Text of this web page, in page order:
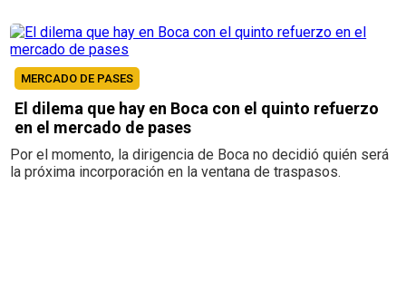
MERCADO DE PASES
El dilema que hay en Boca con el quinto refuerzo
en el mercado de pases
Por el momento, la dirigencia de Boca no decidió quién será
la próxima incorporación en la ventana de traspasos.